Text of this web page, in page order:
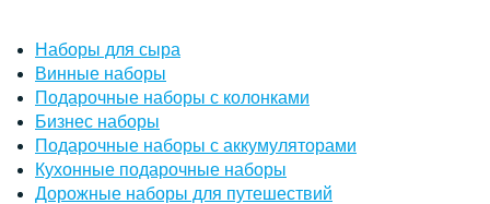
Наборы для сыра
Винные наборы
Подарочные наборы с колонками
Бизнес наборы
Подарочные наборы с аккумуляторами
Кухонные подарочные наборы
Дорожные наборы для путешествий